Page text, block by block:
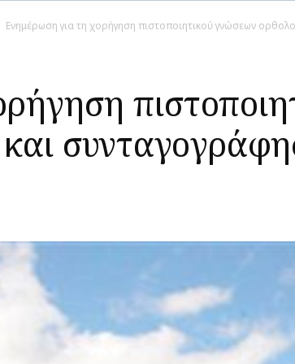
Ενημέρωση για τη χορήγηση πιστοποιητικού γνώσεων